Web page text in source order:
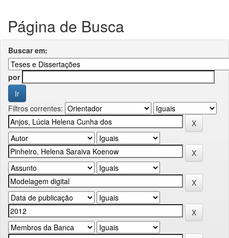
Página de Busca
Buscar em:
por
Filtros correntes: